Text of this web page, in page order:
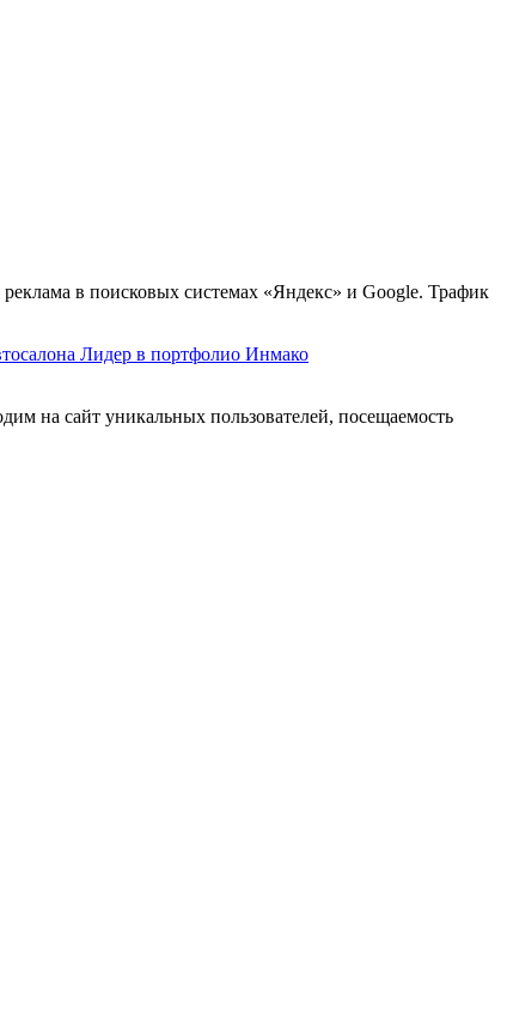
в поисковых системах «Яндекс» и Google. Трафик
на сайт уникальных пользователей, посещаемость